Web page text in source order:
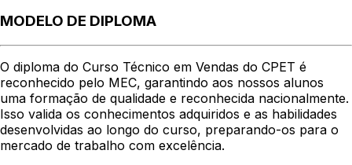
MODELO DE DIPLOMA
O diploma do Curso Técnico em Vendas do CPET é
reconhecido pelo MEC, garantindo aos nossos alunos
uma formação de qualidade e reconhecida nacionalmente.
Isso valida os conhecimentos adquiridos e as habilidades
desenvolvidas ao longo do curso, preparando-os para o
mercado de trabalho com excelência.